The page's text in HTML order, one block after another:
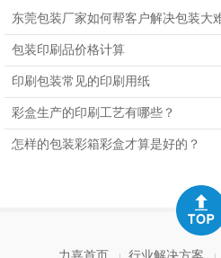
东莞包装厂家如何帮客户解决包装大
包装印刷品价格计算
印刷包装常见的印刷用纸
彩盒生产的印刷工艺有哪些？
怎样的包装彩箱彩盒才算是好的？